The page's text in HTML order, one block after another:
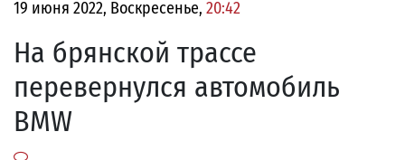
19 июня 2022, Воскресенье, 20:42
На брянской трассе
перевернулся автомобиль
BMW